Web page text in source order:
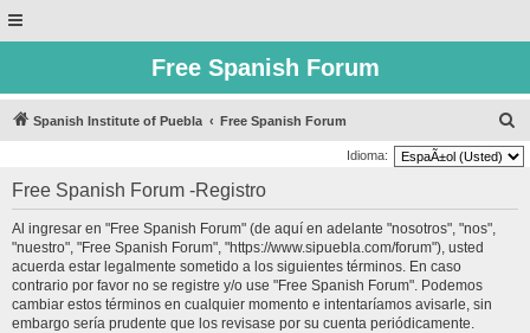
Free Spanish Forum
Spanish Institute of Puebla Free Spanish Forum
u
Idioma:
Free Spanish Forum -Registro
Al ingresar en "Free Spanish Forum" (de aquí en adelante "nosotros", "nos",
"nuestro", "Free Spanish Forum", "https://www.sipuebla.com/forum"), usted
acuerda estar legalmente sometido a los siguientes términos. En caso
contrario por favor no se registre y/o use "Free Spanish Forum". Podemos
cambiar estos términos en cualquier momento e intentaríamos avisarle, sin
embargo sería prudente que los revisase por su cuenta periódicamente.